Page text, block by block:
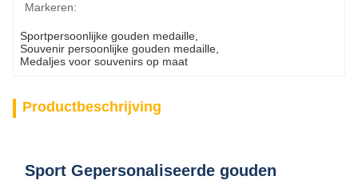
Markeren:
Sportpersoonlijke gouden medaille
Souvenir persoonlijke gouden medaille
Medaljes voor souvenirs op maat
Productbeschrijving
Sport Gepersonaliseerde gouden